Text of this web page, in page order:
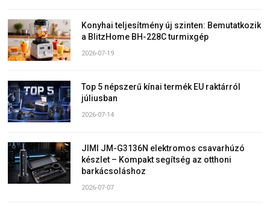
Konyhai teljesítmény új szinten: Bemutatkozik
a BlitzHome BH-228C turmixgép
2026-07-19
Top 5 népszerű kínai termék EU raktárról
júliusban
2026-07-14
JIMI JM-G3136N elektromos csavarhúzó
készlet – Kompakt segítség az otthoni
barkácsoláshoz
2026-07-07